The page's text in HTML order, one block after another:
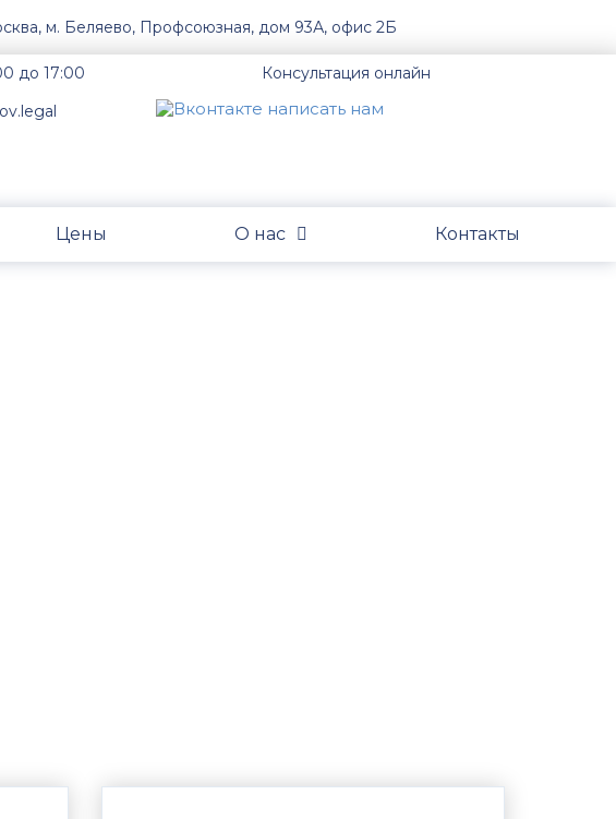
м. Беляево, Профсоюзная, дом 93А, офис 2Б
до 17:00
Консультация онлайн
Цены О нас Контакты